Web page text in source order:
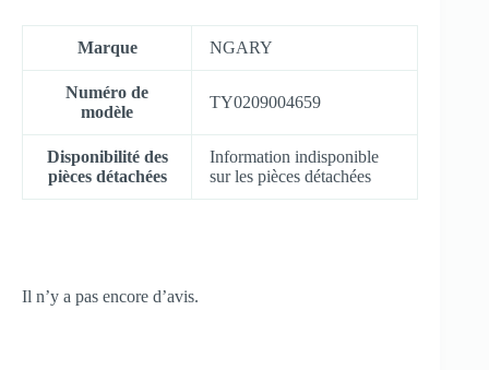
Marque ‎NGARY
Numéro de
modèle
‎TY0209004659
Disponibilité des
pièces détachées
‎Information indisponible
sur les pièces détachées
Il n’y a pas encore d’avis.